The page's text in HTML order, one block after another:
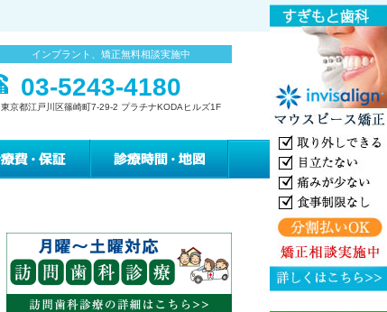
インプラント、矯正無料相談実施中
03-5243-4180
東京都江戸川区篠崎町7-29-2 プラチナKODAヒルズ1F
診療時間・地図